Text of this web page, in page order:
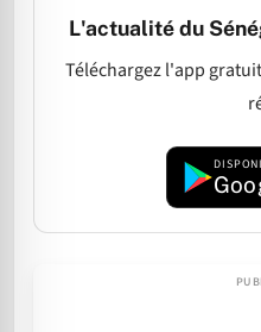
L'actualité du
Téléchargez l'app